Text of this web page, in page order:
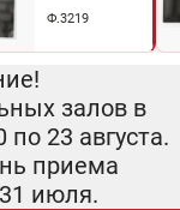
Ф.3219
залов в
23 августа.
приема
июля.